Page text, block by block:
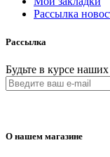
Рассылка
Рассылка
Будьте в курсе
О нашем магазине